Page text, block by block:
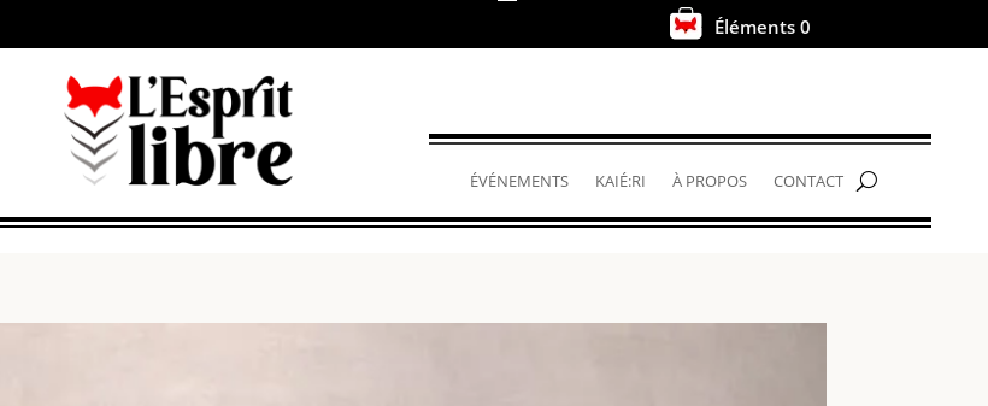
. Éléments 0
ÉVÉNEMENTS KAIÉ:RI À PROPOS CONTACT